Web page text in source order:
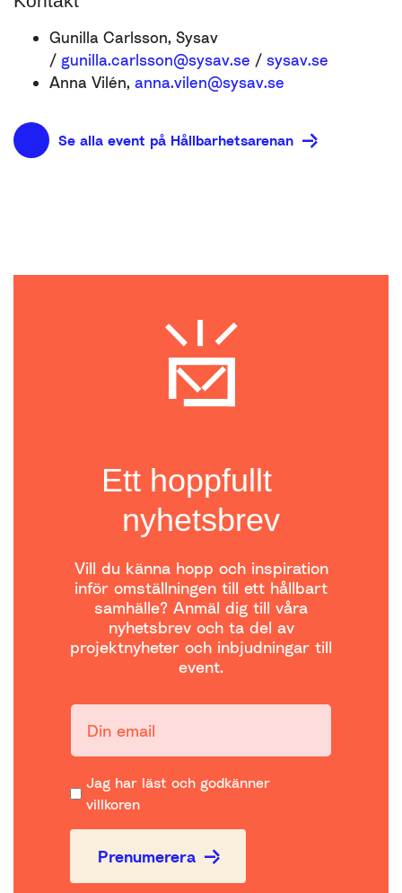
Gunilla Carlsson, Sysav
/ gunilla.carlsson@sysav.se / sysav.se
Anna Vilén, anna.vilen@sysav.se
Se alla event på Hållbarhetsarenan
Ett hoppfullt
nyhetsbrev
Vill du känna hopp och inspiration
inför omställningen till ett hållbart
samhälle? Anmäl dig till våra
nyhetsbrev och ta del av
projektnyheter och inbjudningar till
event.
Jag har läst och godkänner
villkoren
Prenumerera